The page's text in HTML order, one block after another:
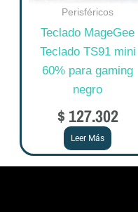
Perisféricos
Teclado MageGee
Teclado TS91 mini
60% para gaming
negro
$ 127.302
Leer Más